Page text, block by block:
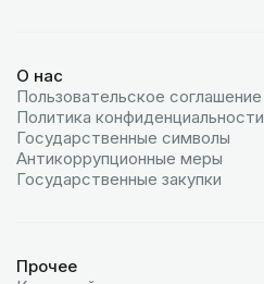
О нас
Пользовательское соглашение
Политика конфиденциальности
Государственные символы
Антикоррупционные меры
Государственные закупки
Прочее